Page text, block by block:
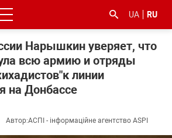
UA RU
Нарышкин уверяет, что
всю армию и отряды
линии
на Донбассе
Автор:АСПІ - інформаційне агентство ASPI